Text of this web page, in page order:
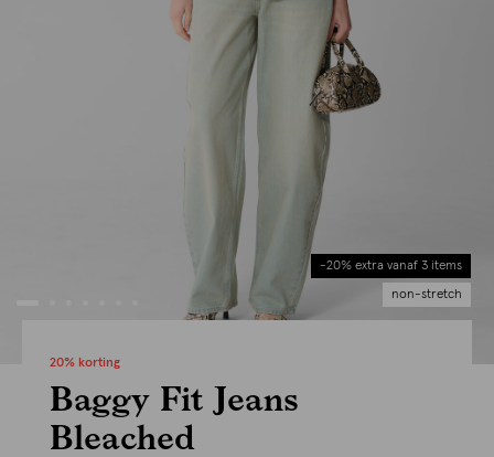
-20% extra vanaf 3 items
non-stretch
20% korting
Baggy Fit Jeans
Bleached